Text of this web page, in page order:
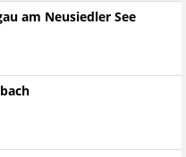
am Neusiedler See